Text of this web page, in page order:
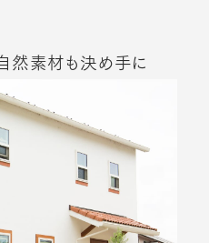
然素材も決め手に